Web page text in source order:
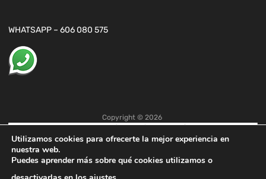
WHATSAPP – 606 080 575
Copyright © 2026
Utilizamos cookies para ofrecerte la mejor experiencia en
nuestra web.
Puedes aprender más sobre qué cookies utilizamos o